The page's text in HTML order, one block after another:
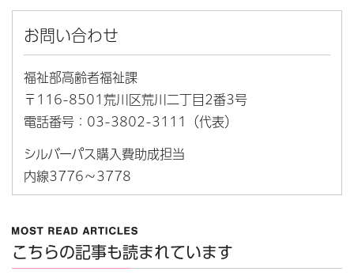
お問い合わせ
福祉部高齢者福祉課
〒116-8501荒川区荒川二丁目2番3号
電話番号：03-3802-3111（代表）
シルバーパス購入費助成担当
内線3776～3778
こちらの記事も読まれています